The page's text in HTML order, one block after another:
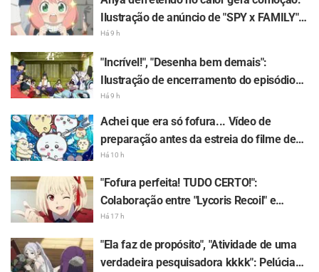
Ilustração de anúncio de "SPY x FAMILY"
rende comentários: "A Anya tá derretendo
Há 9 h
"Incrível!", "Desenha bem demais":
Ilustração de encerramento do episódio
13 feita por Asaki Yuikawa, dubladora do
protagonista de "The Elusive Samurai",
recebe chuva de elogios
Há 9 h
Achei que era só fofura... Vídeo de
preparação antes da estreia do filme de
"Chiikawa" gera surpresa com contraste:
"Muito mais severo do que eu imaginava",
"Só fala sobre trabalho"
Há 10 h
"Fofura perfeita! TUDO CERTO!":
Colaboração entre "Lycoris Recoil" e
Kumamine, criador do "Shigoto Neko",
gera onda de respostas "TUDO CERTO!"
Há 17 h
"Ela faz de propósito", "Atividade de uma
verdadeira pesquisadora kkkk": Pelúcia